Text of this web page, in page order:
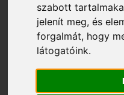
szabott
jelenít meg, és
forgalmát, hogy
látogatóink.
Gyártó és ár